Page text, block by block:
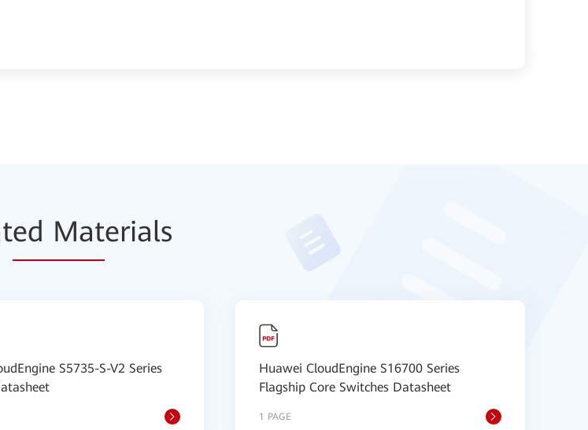
ed Materials
S5735-S-V2 Series
Huawei CloudEngine S16700 Series
Flagship Core Switches Datasheet
1 PAGE